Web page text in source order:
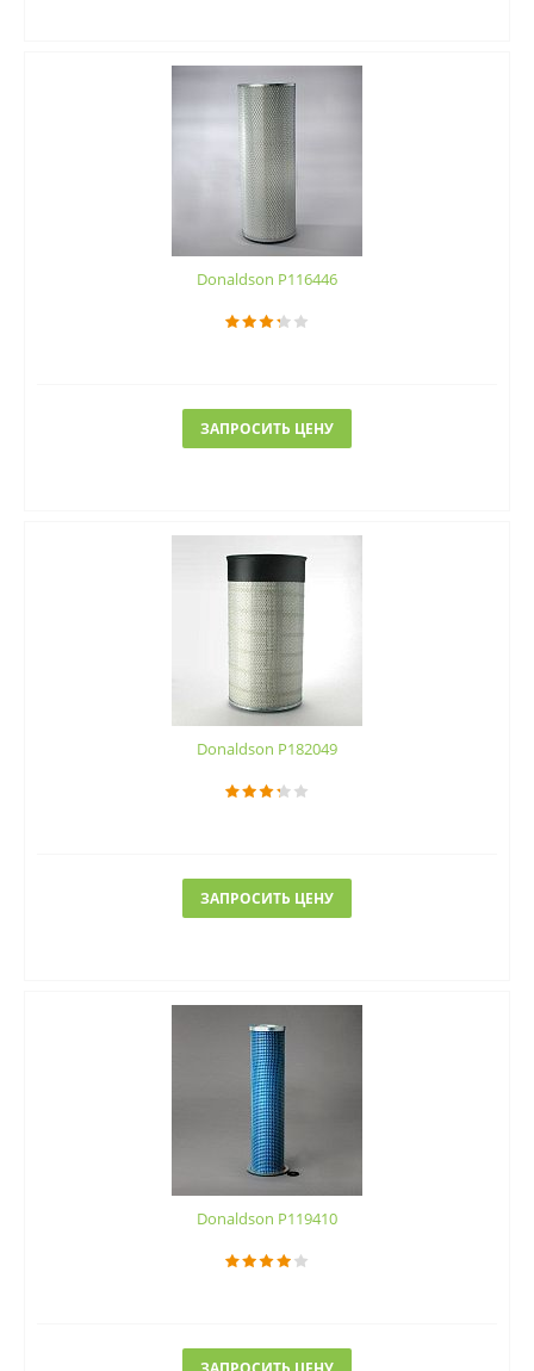
Donaldson P116446
ЗАПРОСИТЬ ЦЕНУ
Donaldson P182049
ЗАПРОСИТЬ ЦЕНУ
Donaldson P119410